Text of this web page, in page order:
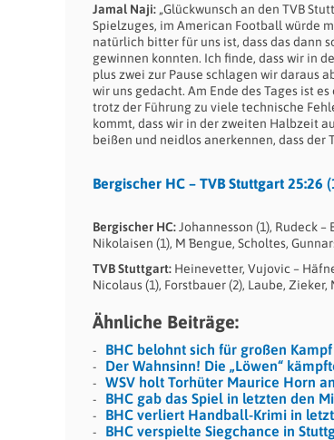
Jamal Naji: „Glückwunsch an den TVB
Spielzuges, im American Football würde
natürlich bitter für uns ist, dass das dann
gewinnen konnten. Ich finde, dass wir in
plus zwei zur Pause schlagen wir daraus
wir uns gedacht. Am Ende des Tages ist
trotz der Führung zu viele technische
kommt, dass wir in der zweiten Halbzeit
beißen und neidlos anerkennen, dass der
Bergischer HC – TVB Stuttgart 25:26
Bergischer HC: Johannesson (1), Rudeck –
Nikolaisen (1), M ́Bengue, Scholtes,
TVB Stuttgart: Heinevetter, Vujovic –
Nicolaus (1), Forstbauer (2), Laube,
Ähnliche Beiträge:
BHC belohnt sich für großen Kampf
Der Wahnsinn! Die „Löwen“
WSV holt Torhüter Maurice Horn
BHC gab das Spiel in letzten den
BHC verliert Handball-Krimi in
BHC verspielte Siegchance in